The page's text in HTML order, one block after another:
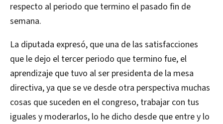
respecto al periodo que termino el pasado fin de
semana.
La diputada expresó, que una de las satisfacciones
que le dejo el tercer periodo que termino fue, el
aprendizaje que tuvo al ser presidenta de la mesa
directiva, ya que se ve desde otra perspectiva muchas
cosas que suceden en el congreso, trabajar con tus
iguales y moderarlos, lo he dicho desde que entre y lo